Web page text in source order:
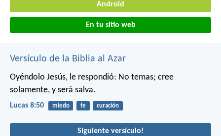
Android
En tu sitio web
Versículo de la Biblia al Azar
Oyéndolo Jesús, le respondió: No temas; cree
solamente, y será salva.
Lucas 8:50 miedo fe curación
Siguiente versículo!